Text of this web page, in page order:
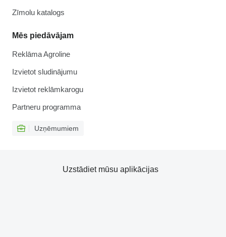
Zīmolu katalogs
Mēs piedāvājam
Reklāma Agroline
Izvietot sludinājumu
Izvietot reklāmkarogu
Partneru programma
Uzņēmumiem
Uzstādiet mūsu aplikācijas